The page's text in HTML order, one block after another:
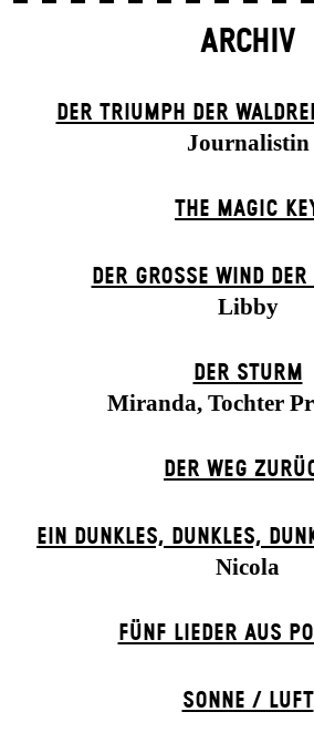
ARCHIV
DER TRIUMPH DER
Journalistin
THE MAGIC
DER GROSSE WIND
Libby
DER STURM
Miranda, Tochter
DER WEG
EIN DUNK­LES, DUNK­LES,
Nicola
FÜNF LIEDER AUS
SONNE / LUFT